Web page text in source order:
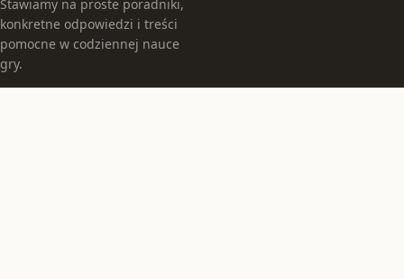
Stawiamy na proste poradniki,
konkretne odpowiedzi i treści
pomocne w codziennej nauce
gry.